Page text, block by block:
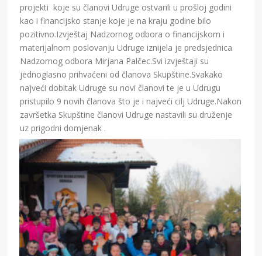
projekti koje su članovi Udruge ostvarili u prošloj godini
kao i financijsko stanje koje je na kraju godine bilo
pozitivno.Izvještaj Nadzornog odbora o financijskom i
materijalnom poslovanju Udruge iznijela je predsjednica
Nadzornog odbora Mirjana Palčec.Svi izvještaji su
jednoglasno prihvaćeni od članova Skupštine.Svakako
najveći dobitak Udruge su novi članovi te je u Udrugu
pristupilo 9 novih članova što je i najveći cilj Udruge.Nakon
završetka Skupštine članovi Udruge nastavili su druženje
uz prigodni domjenak .